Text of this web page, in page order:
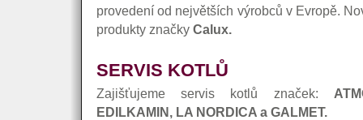
provedení od největších výrobců v Evropě.
produkty značky Calux.
SERVIS KOTLŮ
Zajišťujeme servis kotlů značek:
EDILKAMIN, LA NORDICA a GALMET.